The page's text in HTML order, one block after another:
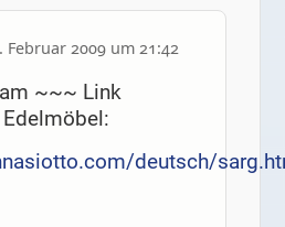
Februar 2009 um 21:42
~~~ Link
deutsch/